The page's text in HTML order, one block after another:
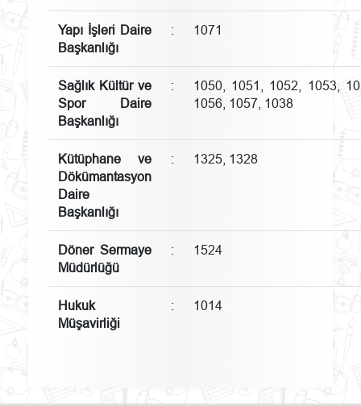
Yapı İşleri Daire
Başkanlığı
: 1071
Sağlık Kültür ve
Spor Daire
Başkanlığı
:
1050, 1051, 1052, 1053,
1056, 1057, 1038
Kütüphane ve
Dökümantasyon
Daire
Başkanlığı
: 1325, 1328
Döner Sermaye
Müdürlüğü
: 1524
Hukuk
Müşavirliği
: 1014